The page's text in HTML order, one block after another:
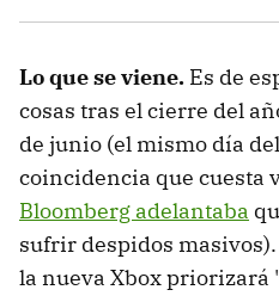
Lo que se viene. Es de
cosas tras el cierre del
de junio (el mismo día
coincidencia que cuesta
Bloomberg adelantaba
sufrir despidos masivos).
la nueva Xbox priorizará